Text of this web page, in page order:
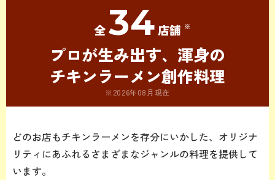
全34 店舗
プロが生み出す、渾身の
チキンラーメン創作料理
※2026年08月現在
どのお店もチキンラーメンを存分にいかした、 オリジナ
リティにあふれるさまざまなジャンルの料理を提供して
います。